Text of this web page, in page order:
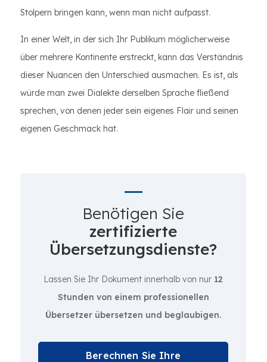
Stolpern bringen kann, wenn man nicht aufpasst.
In einer Welt, in der sich Ihr Publikum möglicherweise
über mehrere Kontinente erstreckt, kann das Verständnis
dieser Nuancen den Unterschied ausmachen. Es ist, als
würde man zwei Dialekte derselben Sprache fließend
sprechen, von denen jeder sein eigenes Flair und seinen
eigenen Geschmack hat.
Benötigen Sie
zertifizierte
Übersetzungsdienste?
Lassen Sie Ihr Dokument innerhalb von nur 12
Stunden von einem professionellen
Übersetzer übersetzen und beglaubigen.
Berechnen Sie Ihre